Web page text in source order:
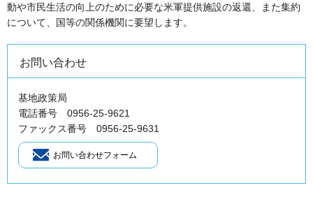
動や市民生活の向上のために必要な米軍提供施設の返還、また集約
について、国等の関係機関に要望します。
お問い合わせ
基地政策局
電話番号 0956-25-9621
ファックス番号 0956-25-9631